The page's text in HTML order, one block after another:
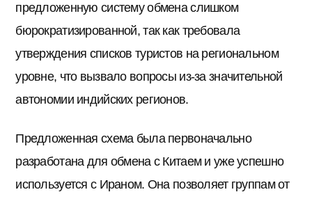
предложенную систему обмена слишком
бюрократизированной, так как требовала
утверждения списков туристов на региональном
уровне, что вызвало вопросы из-за значительной
автономии индийских регионов.
Предложенная схема была первоначально
разработана для обмена с Китаем и уже успешно
используется с Ираном. Она позволяет группам от